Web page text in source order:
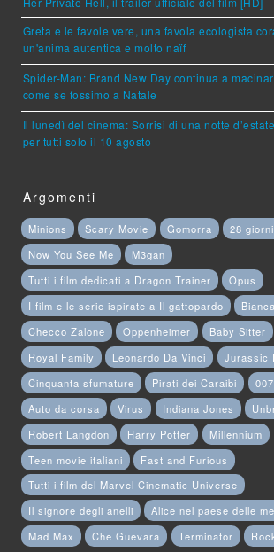
Greta e le favole vere, una favola ecologista
un'anima autentica e molto naïf
Spider-Man: Brand New Day continua a
come se fossimo a Natale
Il lunedì del cinema: Sorrisi di una notte
per tutti solo il 10 agosto
Argomenti
Minions Scary Movie Gomorra
28
Now You See Me
M3gan
Tutti i film dedicati a Dragon Trainer
Opus
I film e le serie ispirate a Il gattopardo
Checco Zalone
Oppenheimer
Baby Sitter
Royal Family
Leonardo Da Vinci
Jurassic
Cinquanta sfumature
Pirati dei Caraibi
Auto da corsa
Virus Indiana Jones
Robert Langdon
Harry Potter
Millennium
Teen movie italiani
Fast and Furious
Tutti i film del Marvel Cinematic Universe
Il signore degli anelli
Alice nel paese delle
Mad Max
Che Guevara Terminator